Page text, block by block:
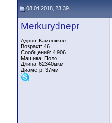
08.04.2018, 23:39
Merkurydnepr
Адрес: Каменское
Возраст: 46
Сообщений: 4,906
Машина: Поло
Длина: 62340мкм
Диаметр: 37мм